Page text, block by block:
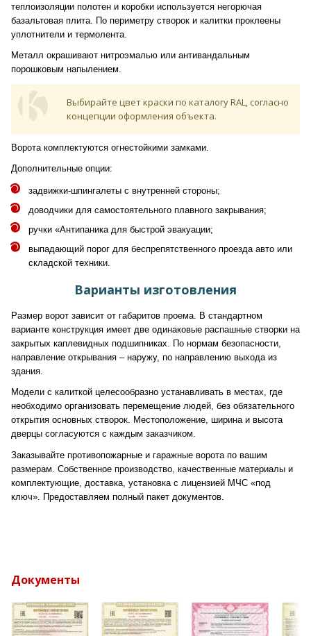
теплоизоляции полотен и коробки используется негорючая
базальтовая плита. По периметру створок и калитки проклеены
уплотнители и термолента.
Металл окрашивают нитроэмалью или антивандальным
порошковым напылением.
Выбирайте цвет краски по каталогу RAL, согласно
концепции оформления объекта.
Ворота комплектуются огнестойкими замками.
Дополнительные опции:
задвижки-шпингалеты с внутренней стороны;
доводчики для самостоятельного плавного закрывания;
ручки «Антипаника для быстрой эвакуации;
выпадающий порог для беспрепятственного проезда авто или
складской техники.
Варианты изготовления
Размер ворот зависит от габаритов проема. В стандартном
варианте конструкция имеет две одинаковые распашные створки на
закрытых каплевидных подшипниках. По нормам безопасности,
направление открывания – наружу, по направлению выхода из
здания.
Модели с калиткой целесообразно устанавливать в местах, где
необходимо организовать перемещение людей, без обязательного
открытия основных створок. Местоположение, ширина и высота
дверцы согласуются с каждым заказчиком.
Заказывайте противопожарные и гаражные ворота по вашим
размерам. Собственное производство, качественные материалы и
комплектующие, доставка, установка с лицензией МЧС «под
ключ». Предоставляем полный пакет документов.
Документы